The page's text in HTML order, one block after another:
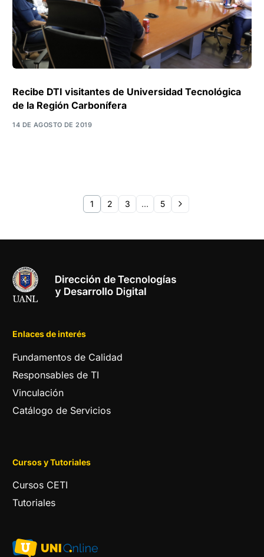
Recibe DTI visitantes de Universidad Tecnológica
de la Región Carbonífera
14 DE AGOSTO DE 2019
1 2 3 … 5
Enlaces de interés
Fundamentos de Calidad
Responsables de TI
Vinculación
Catálogo de Servicios
Cursos y Tutoriales
Cursos CETI
Tutoriales